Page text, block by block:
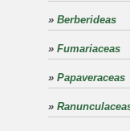
» Berberideas
» Fumariaceas
» Papaveraceas
»